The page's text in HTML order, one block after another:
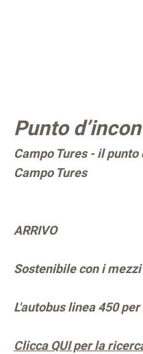
Punto
Campo Tures - il
Campo Tures
ARRIVO
Sostenibile con i
L'autobus linea 450
Clicca QUI per la